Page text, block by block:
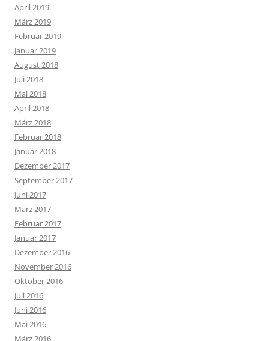
April 2019
März 2019
Februar 2019
Januar 2019
August 2018
Juli 2018
Mai 2018
April 2018
März 2018
Februar 2018
Januar 2018
Dezember 2017
September 2017
Juni 2017
März 2017
Februar 2017
Januar 2017
Dezember 2016
November 2016
Oktober 2016
Juli 2016
Juni 2016
Mai 2016
März 2016